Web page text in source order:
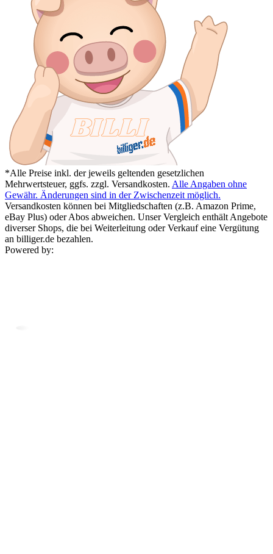
*Alle Preise inkl. der jeweils geltenden gesetzlichen
Mehrwertsteuer, ggfs. zzgl. Versandkosten. Alle Angaben ohne
Gewähr. Änderungen sind in der Zwischenzeit möglich.
Versandkosten können bei Mitgliedschaften (z.B. Amazon Prime,
eBay Plus) oder Abos abweichen. Unser Vergleich enthält Angebote
diverser Shops, die bei Weiterleitung oder Verkauf eine Vergütung
an billiger.de bezahlen.
Powered by: